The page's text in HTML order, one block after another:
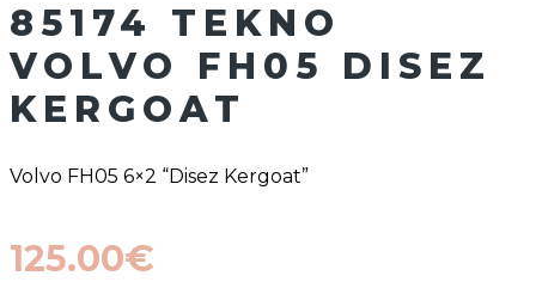
85174 TEKNO
VOLVO FH05 DISEZ
KERGOAT
Volvo FH05 6×2 “Disez Kergoat”
125.00€